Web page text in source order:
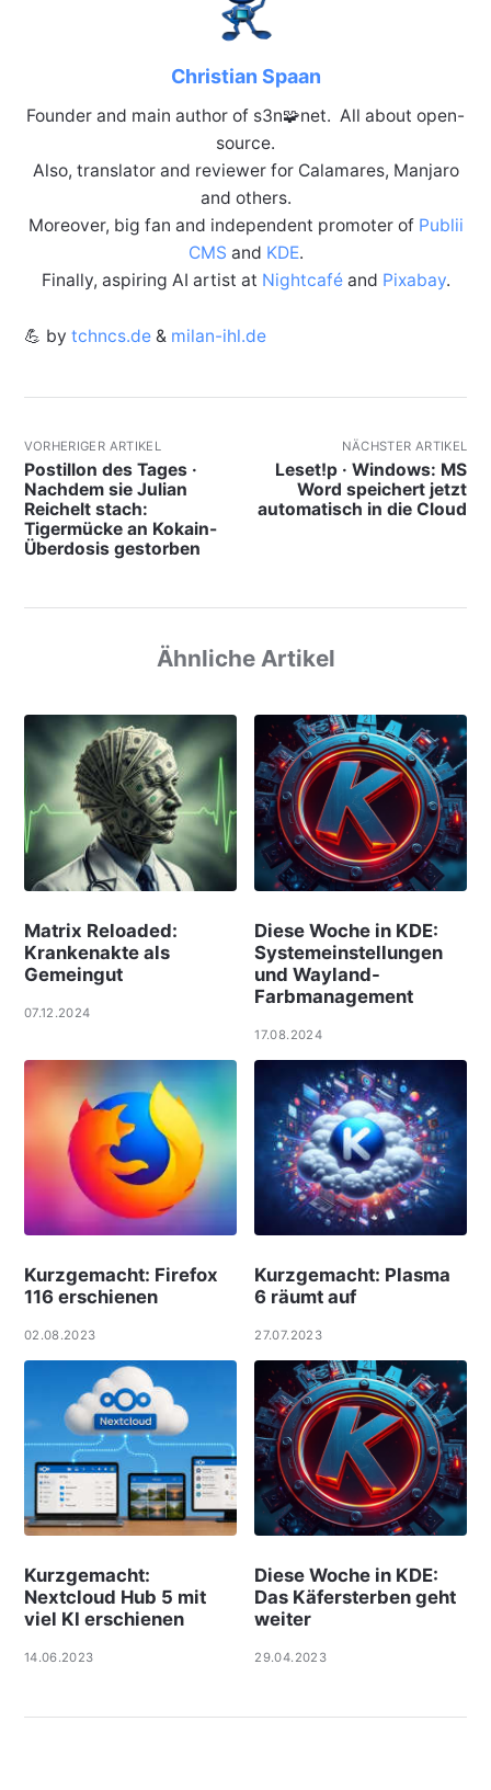
Christian Spaan
Founder and main author of s3n🧩net. All about open-
source.
Also, translator and reviewer for Calamares, Manjaro
and others.
Moreover, big fan and independent promoter of Publii
CMS and KDE.
Finally, aspiring AI artist at Nightcaféand Pixabay.
💪 by tchncs.de& milan-ihl.de
VORHERIGER ARTIKEL
Postillon des Tages ·
Nachdem sie Julian
Reichelt stach:
Tigermücke an Kokain-
Überdosis gestorben
NÄCHSTER ARTIKEL
Leset!p · Windows: MS
Word speichert jetzt
automatisch in die Cloud
Ähnliche Artikel
Matrix Reloaded:
Krankenakte als
Gemeingut
07.12.2024
Diese Woche in KDE:
Systemeinstellungen
und Wayland-
Farbmanagement
17.08.2024
Kurzgemacht: Firefox
116 erschienen
02.08.2023
Kurzgemacht: Plasma
6 räumt auf
27.07.2023
Kurzgemacht:
Nextcloud Hub 5 mit
viel KI erschienen
14.06.2023
Diese Woche in KDE:
Das Käfersterben geht
weiter
29.04.2023